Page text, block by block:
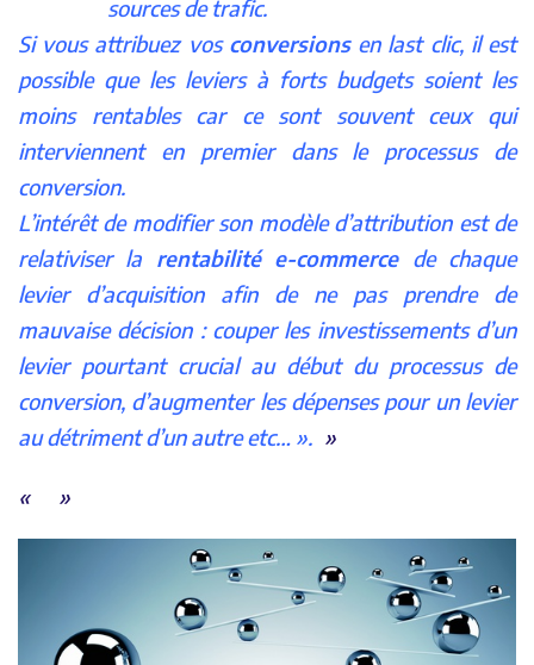
sources de trafic.
Si vous attribuez vos conversionsen last clic, il est
possible que les leviers à forts budgets soient les
moins rentables car ce sont souvent ceux qui
interviennent en premier dans le processus de
conversion.
L’intérêt de modifier son modèle d’attribution est de
relativiser la rentabilité e-commercede chaque
levier d’acquisition afin de ne pas prendre de
mauvaise décision : couper les investissements d’un
levier pourtant crucial au début du processus de
conversion, d’augmenter les dépenses pour un levier
au détriment d’un autre etc… ».